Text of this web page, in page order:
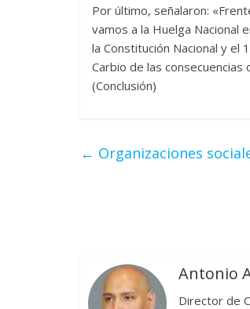
Por último, señalaron:
vamos a la Huelga Nacional
la Constitución Nacional y el
Carbio de las
(Conclusión)
← Organizaciones
Antonio
Director de